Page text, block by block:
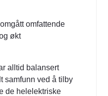
omfattende
økt
alltid balansert
samfunn ved å tilby
de helelektriske